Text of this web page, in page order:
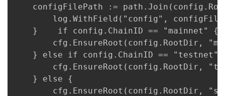
configFilePath :=
log.WithField("config",
}    if config.ChainID == "mainnet" {
cfg.EnsureRoot(config.RootDir,
} else if config.ChainID == "testnet"
cfg.EnsureRoot(config.RootDir,
} else {
cfg.EnsureRoot(config.RootDir,